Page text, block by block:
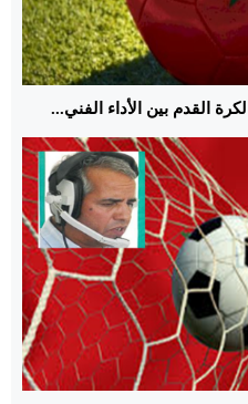
القدم بين الأداء الفني...